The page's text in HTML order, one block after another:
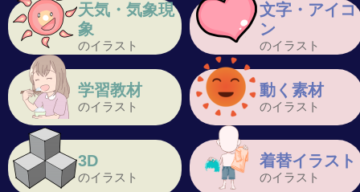
天気・気象現
象
のイラスト
文字・アイコ
ン
のイラスト
学習教材
のイラスト
動く素材
のイラスト
3D
のイラスト
着替イラスト
のイラスト